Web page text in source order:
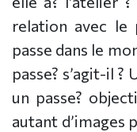
relation avec le
passe dans le
passe? s’agit-il
un passe?
autant d’images